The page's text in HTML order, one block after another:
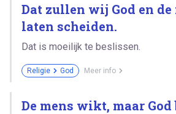
Dat zullen wij God en
laten scheiden.
Dat is moeilijk te beslissen.
Religie God Meer info
De mens wikt, maar